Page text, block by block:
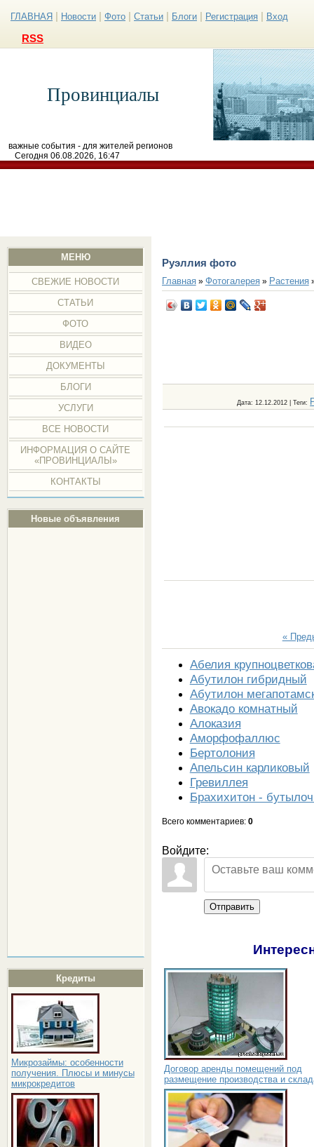
ГЛАВНАЯ Новости Фото Статьи Блоги Регистрация Вход
RSS
Провинциалы
важные события - для жителей регионов
Сегодня 06.08.2026, 16:47
МЕНЮ
СВЕЖИЕ НОВОСТИ
СТАТЬИ
ФОТО
ВИДЕО
ДОКУМЕНТЫ
БЛОГИ
УСЛУГИ
ВСЕ НОВОСТИ
ИНФОРМАЦИЯ О САЙТЕ
«ПРОВИНЦИАЛЫ»
КОНТАКТЫ
Новые объявления
Кредиты
Микрозаймы: особенности
получения. Плюсы и минусы
микрокредитов
Руэллия фото
Главная» Фотогалерея» Растения
Дата: 12.12.2012 |Теги:
«
Абелия
Абутилон гибридный
Абутилон
Авокадо комнатный
Алоказия
Аморфофаллюс
Бертолония
Апельсин карликовый
Гревиллея
Брахихитон -
Всего комментариев: 0
Войдите:
Отправить
Договор аренды помещений под
размещение производства и